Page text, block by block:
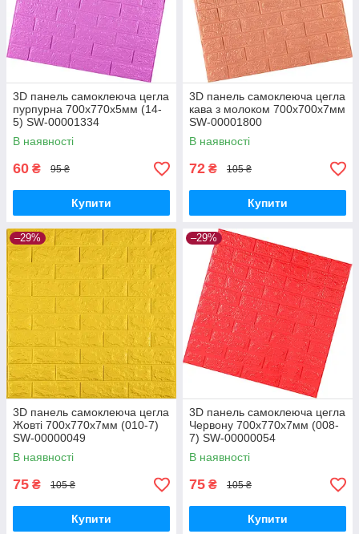
3D панель самоклеюча цегла
пурпурна 700х770х5мм (14-
5) SW-00001334
В наявності
60 ₴ 95 ₴
Купити
3D панель самоклеюча цегла
кава з молоком 700x700x7мм
SW-00001800
В наявності
72 ₴ 105 ₴
Купити
–29%
3D панель самоклеюча цегла
Жовті 700х770х7мм (010-7)
SW-00000049
В наявності
75 ₴ 105 ₴
Купити
–29%
3D панель самоклеюча цегла
Червону 700х770х7мм (008-
7) SW-00000054
В наявності
75 ₴ 105 ₴
Купити